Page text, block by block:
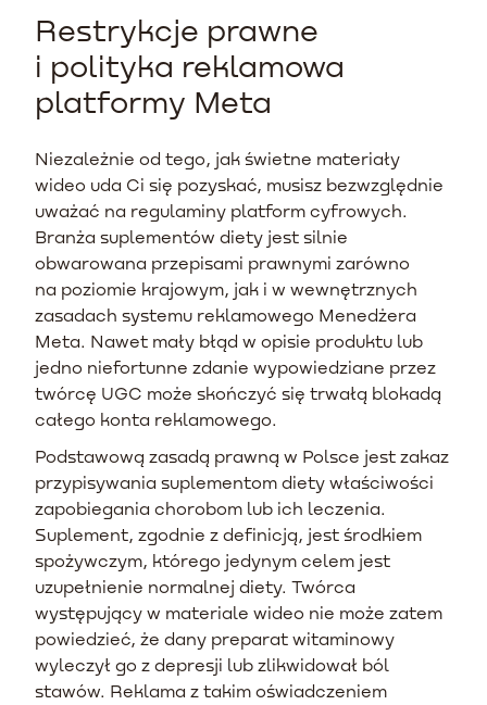
Restrykcje prawne
i polityka reklamowa
platformy Meta
Niezależnie od tego, jak świetne materiały
wideo uda Ci się pozyskać, musisz bezwzględnie
uważać na regulaminy platform cyfrowych.
Branża suplementów diety jest silnie
obwarowana przepisami prawnymi zarówno
na poziomie krajowym, jak i w wewnętrznych
zasadach systemu reklamowego Menedżera
Meta. Nawet mały błąd w opisie produktu lub
jedno niefortunne zdanie wypowiedziane przez
twórcę UGC może skończyć się trwałą blokadą
całego konta reklamowego.
Podstawową zasadą prawną w Polsce jest zakaz
przypisywania suplementom diety właściwości
zapobiegania chorobom lub ich leczenia.
Suplement, zgodnie z definicją, jest środkiem
spożywczym, którego jedynym celem jest
uzupełnienie normalnej diety. Twórca
występujący w materiale wideo nie może zatem
powiedzieć, że dany preparat witaminowy
wyleczył go z depresji lub zlikwidował ból
stawów. Reklama z takim oświadczeniem